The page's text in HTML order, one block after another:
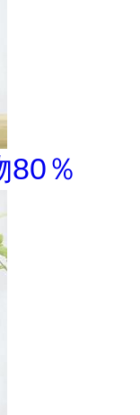
80％